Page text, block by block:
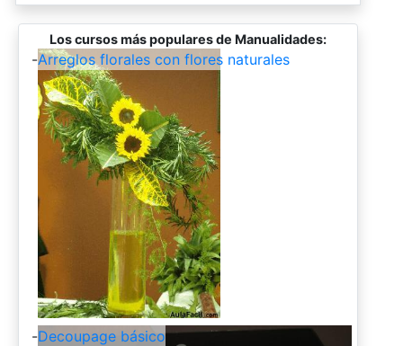
Los cursos más populares de Manualidades:
-Arreglos florales con flores naturales
-Decoupage básico